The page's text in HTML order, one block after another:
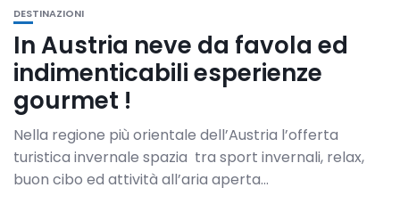
DESTINAZIONI
In Austria neve da favola ed
indimenticabili esperienze
gourmet !
Nella regione più orientale dell’Austria l’offerta
turistica invernale spazia tra sport invernali, relax,
buon cibo ed attività all’aria aperta...